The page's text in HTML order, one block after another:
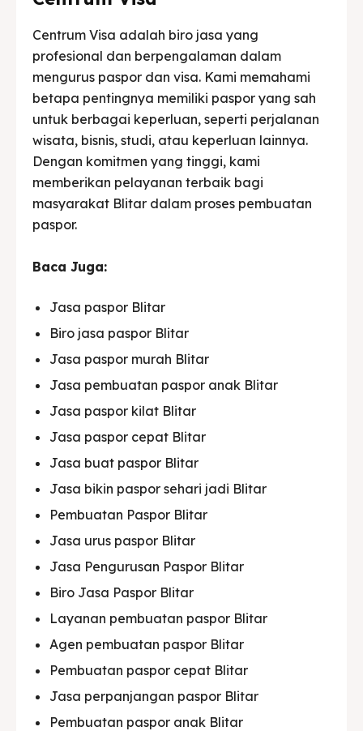
Centrum Visa adalah biro jasa yang
profesional dan berpengalaman dalam
mengurus paspor dan visa. Kami memahami
betapa pentingnya memiliki paspor yang sah
untuk berbagai keperluan, seperti perjalanan
wisata, bisnis, studi, atau keperluan lainnya.
Dengan komitmen yang tinggi, kami
memberikan pelayanan terbaik bagi
masyarakat Blitar dalam proses pembuatan
paspor.
Baca Juga:
Jasa paspor Blitar
Biro jasa paspor Blitar
Jasa paspor murah Blitar
Jasa pembuatan paspor anak Blitar
Jasa paspor kilat Blitar
Jasa paspor cepat Blitar
Jasa buat paspor Blitar
Jasa bikin paspor sehari jadi Blitar
Pembuatan Paspor Blitar
Jasa urus paspor Blitar
Jasa Pengurusan Paspor Blitar
Biro Jasa Paspor Blitar
Layanan pembuatan paspor Blitar
Agen pembuatan paspor Blitar
Pembuatan paspor cepat Blitar
Jasa perpanjangan paspor Blitar
Pembuatan paspor anak Blitar